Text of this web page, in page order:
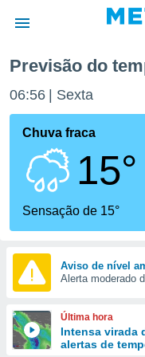
da
fornecidas
a este
das
e
forma
digital
Previsão do
06:56 Sexta
Chuva fraca
15°
Sensação de 15°
Aviso de nível
Alerta moderado
Última hora
Intensa virada
alertas de